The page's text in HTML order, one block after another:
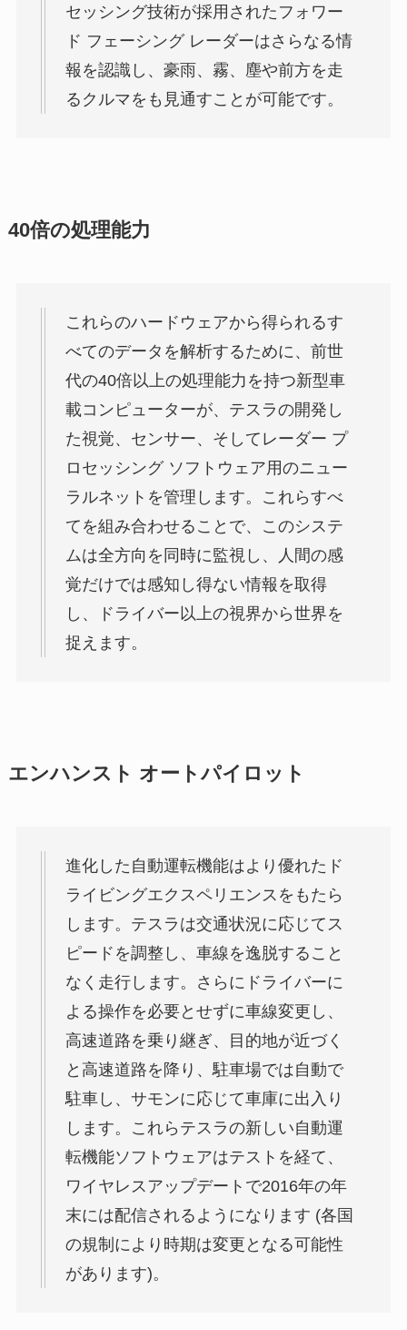
セッシング技術が採用されたフォワー
ド フェーシング レーダーはさらなる情
報を認識し、豪雨、霧、塵や前方を走
るクルマをも見通すことが可能です。
40倍の処理能力
これらのハードウェアから得られるす
べてのデータを解析するために、前世
代の40倍以上の処理能力を持つ新型車
載コンピューターが、テスラの開発し
た視覚、センサー、そしてレーダー プ
ロセッシング ソフトウェア用のニュー
ラルネットを管理します。これらすべ
てを組み合わせることで、このシステ
ムは全方向を同時に監視し、人間の感
覚だけでは感知し得ない情報を取得
し、ドライバー以上の視界から世界を
捉えます。
エンハンスト オートパイロット
進化した自動運転機能はより優れたド
ライビングエクスペリエンスをもたら
します。テスラは交通状況に応じてス
ピードを調整し、車線を逸脱すること
なく走行します。さらにドライバーに
よる操作を必要とせずに車線変更し、
高速道路を乗り継ぎ、目的地が近づく
と高速道路を降り、駐車場では自動で
駐車し、サモンに応じて車庫に出入り
します。これらテスラの新しい自動運
転機能ソフトウェアはテストを経て、
ワイヤレスアップデートで2016年の年
末には配信されるようになります (各国
の規制により時期は変更となる可能性
があります)。